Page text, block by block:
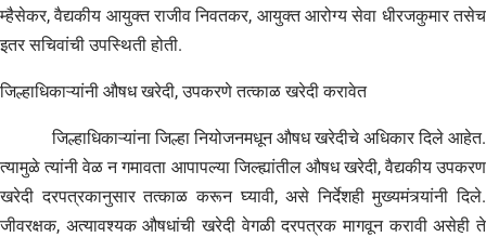
म्हैसेकर, वैद्यकीय आयुक्त राजीव निवतकर, आयुक्त आरोग्य सेवा धीरजकुमार तसेच
इतर सचिवांची उपस्थिती होती.
जिल्हाधिकाऱ्यांनी औषध खरेदी, उपकरणे तत्काळ खरेदी करावेत
जिल्हाधिकाऱ्यांना जिल्हा नियोजनमधून औषध खरेदीचे अधिकार दिले आहेत.
त्यामुळे त्यांनी वेळ न गमावता आपापल्या जिल्ह्यांतील औषध खरेदी, वैद्यकीय उपकरण
खरेदी दरपत्रकानुसार तत्काळ करून घ्यावी, असे निर्देशही मुख्यमंत्र्यांनी दिले.
जीवरक्षक, अत्यावश्यक औषधांची खरेदी वेगळी दरपत्रक मागवून करावी असेही ते